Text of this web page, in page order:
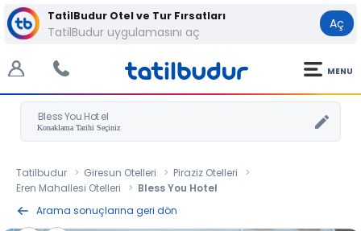
TatilBudur Otel ve Tur Fırsatları
TatilBudur uygulamasını aç
Aç
MENU
Bless You Hotel
Tatilbudur Giresun Otelleri
Piraziz Otelleri
Eren Mahallesi Otelleri
Bless You Hotel
Arama sonuçlarına geri dön